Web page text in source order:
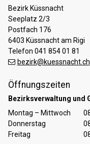
Bezirk Küssnacht
Seeplatz 2/3
Postfach 176
6403 Küssnacht am Rigi
Telefon 041 854 01 81
bezirk@kuessnacht.ch
Öffnungszeiten
Bezirksverwaltung und
TagÖffnungszeiten
Montag – Mittwoch
Donnerstag
Freitag